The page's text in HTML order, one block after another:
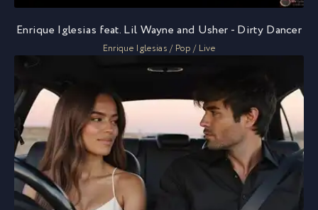
Enrique Iglesias feat. Lil Wayne and Usher - Dirty Dancer
Enrique Iglesias / Pop / Live